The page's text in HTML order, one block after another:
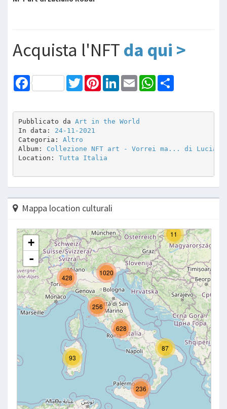
Acquista l'NFT da qui >
Facebook TwitterPinterestLinkedInEmail WhatsApp
Pubblicato da Art in the World
In data: 24-11-2021
Categoria: Altro
Album: Collezione NFT art - Vorrei ma... di Luciano
Location: Tutta Italia
Mappa location culturali